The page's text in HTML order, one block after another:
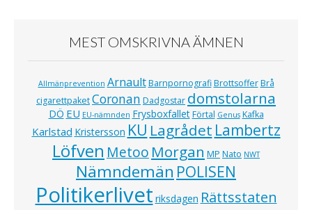
MEST OMSKRIVNA ÄMNEN
Allmänprevention Arnault Barnpornografi Brottsoffer Brå
cigarettpaketCoronan Dadgostar domstolarna
DÖ EU EU-nämnden Frysboxfallet Förtal Genus Kafka
Karlstad Kristersson KU Lagrådet Lambertz
Löfven Metoo Morgan MP Nato NWT
Nämndemän POLISEN
Politikerlivet riksdagen Rättsstaten